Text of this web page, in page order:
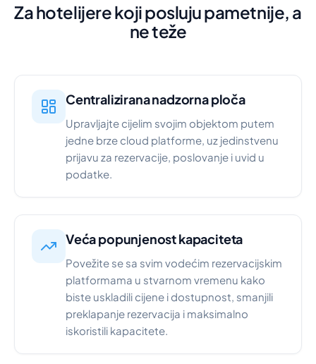
Za hotelijere koji posluju pametnije, a
ne teže
Centralizirana nadzorna ploča
Upravljajte cijelim svojim objektom putem
jedne brze cloud platforme, uz jedinstvenu
prijavu za rezervacije, poslovanje i uvid u
podatke.
Veća popunjenost kapaciteta
Povežite se sa svim vodećim rezervacijskim
platformama u stvarnom vremenu kako
biste uskladili cijene i dostupnost, smanjili
preklapanje rezervacija i maksimalno
iskoristili kapacitete.